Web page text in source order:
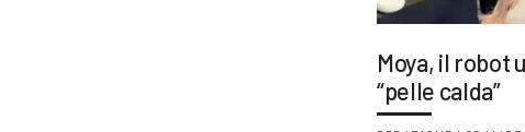
Moya, il robot
“pelle calda”